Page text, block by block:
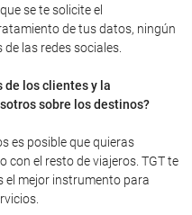
se te solicite el
de tus datos, ningún
las redes sociales.
de los clientes y la
sobre los destinos?
es posible que quieras
con el resto de viajeros. TGT te
el mejor instrumento para